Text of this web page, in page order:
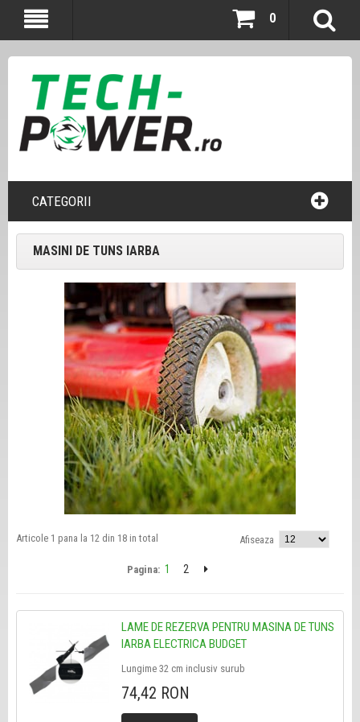
0
CATEGORII
MASINI DE TUNS IARBA
Articole 1 pana la 12 din 18 in total Afiseaza
Pagina: 1 2
LAME DE REZERVA PENTRU MASINA DE TUNS
IARBA ELECTRICA BUDGET
Lungime 32 cm inclusiv surub
74,42 RON